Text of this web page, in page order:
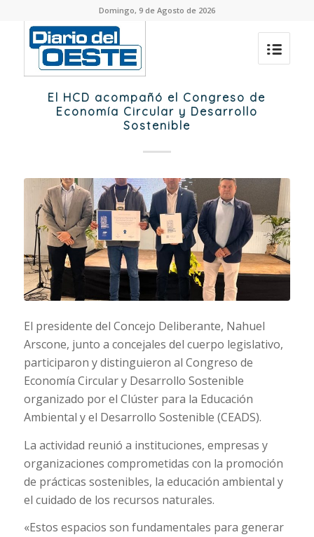
Domingo, 9 de Agosto de 2026
El HCD acompañó el Congreso de
Economía Circular y Desarrollo
Sostenible
El presidente del Concejo Deliberante, Nahuel
Arscone, junto a concejales del cuerpo legislativo,
participaron y distinguieron al Congreso de
Economía Circular y Desarrollo Sostenible
organizado por el Clúster para la Educación
Ambiental y el Desarrollo Sostenible (CEADS).
La actividad reunió a instituciones, empresas y
organizaciones comprometidas con la promoción
de prácticas sostenibles, la educación ambiental y
el cuidado de los recursos naturales.
«Estos espacios son fundamentales para generar